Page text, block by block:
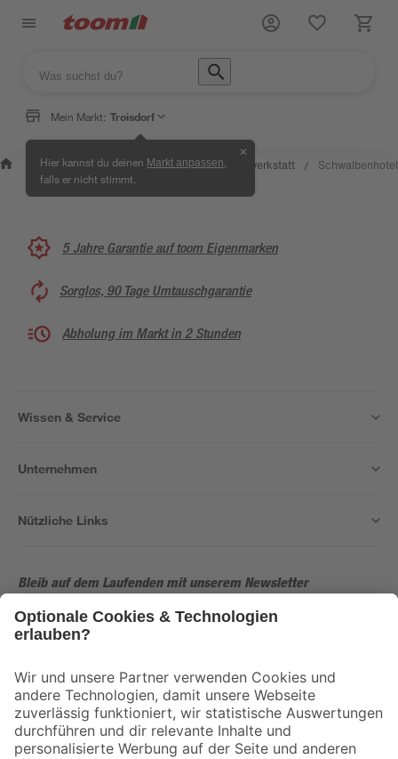
Mein Markt: Troisdorf
Hier kannst du deinen Markt anpassen
falls er nicht stimmt.
✕
Wissen &
Service
/
Selbermachen
& Ratgeber
/ Kreativwerkstatt / Schwalbenhotel
5 Jahre Garantie auf toom Eigenmarken
Sorglos, 90 Tage Umtauschgarantie
Abholung im Markt in 2 Stunden
Wissen & Service
Unternehmen
Nützliche Links
Bleib auf dem Laufenden mit unserem Newsletter
Der toom Newsletter: Keine Angebote und Aktionen mehr verpassen!
Folge uns